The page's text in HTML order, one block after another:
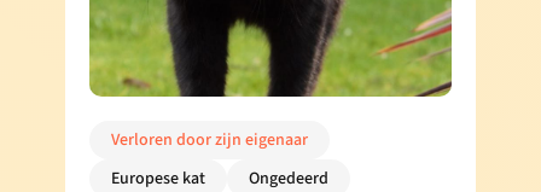
Verloren door zijn eigenaar
Europese kat
Ongedeerd